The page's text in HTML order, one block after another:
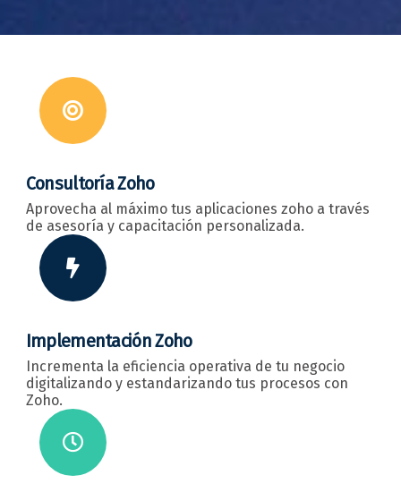
Consultoría Zoho
Aprovecha al máximo tus aplicaciones zoho a través
de asesoría y capacitación personalizada.
Implementación Zoho
Incrementa la eficiencia operativa de tu negocio
digitalizando y estandarizando tus procesos con
Zoho.